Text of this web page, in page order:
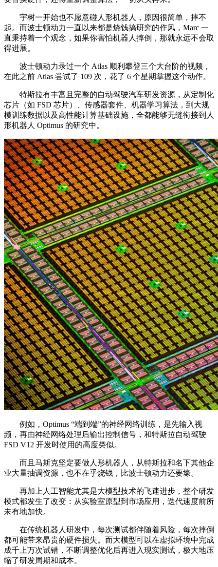
宇树一开始也不愿意碰人形机器人，原因很简单，摔不
起。而波士顿动力一直以来都是烧钱搞研究的作风，Marc 一
直秉持着一个观念，如果你害怕机器人摔倒，那就永远不会取
得进展。
波士顿动力录过一个 Atlas 顺利攀登三个大台阶的视频，
在此之前 Atlas 尝试了 109 次，花了 6 个星期掌握这个动作。
特斯拉有丰富且完整的自动驾驶汽车研发资源，从定制化
芯片（如 FSD 芯片）、传感器套件、机器学习算法，到大规
模训练数据以及高性能计算基础设施，全都能够无缝衔接到人
形机器人 Optimus 的研究中。
例如，Optimus “端到端”的神经网络训练，是先输入视
频，再由神经网络处理后输出控制信号，和特斯拉自动驾驶
FSD V12 开发时使用的高度类似。
而且马斯克坚定要做人形机器人，从特斯拉和名下其他企
业大量抽调资源，也不在乎烧钱，比波士顿动力还要壕。
再加上人工智能尤其是大模型技术的飞速进步，整个研发
模式都发生了改变：从实验室原型到市场应用，迭代速度前所
未有地加快。
在传统机器人研发中，每次测试都伴随着风险，每次摔倒
都可能带来昂贵的硬件损失。而大模型可以在虚拟环境中完成
成千上万次试错，不断调整优化后再进入现实测试，极大地压
缩了研发周期和成本。